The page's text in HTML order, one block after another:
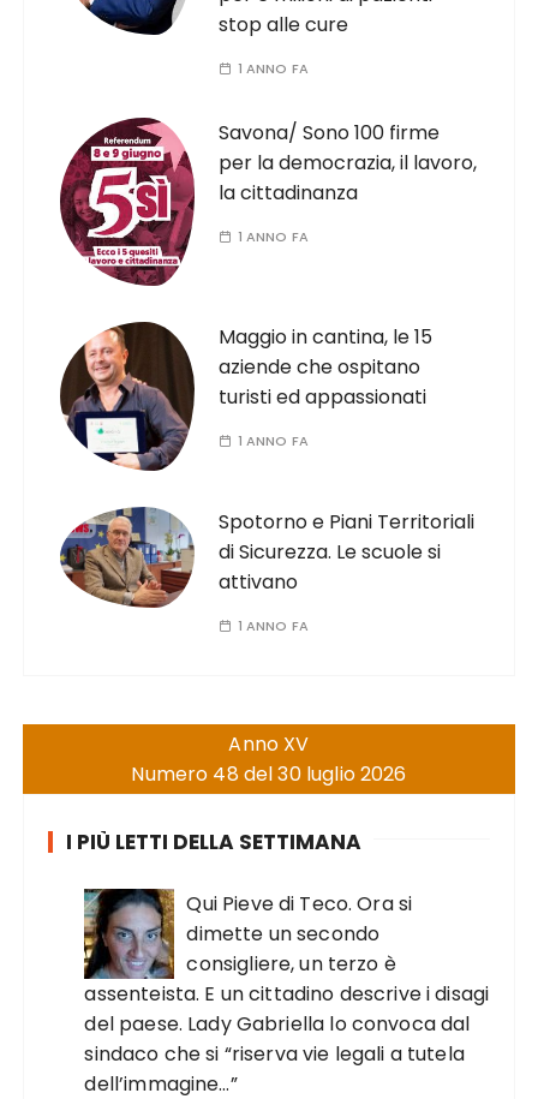
stop alle cure
1 ANNO FA
Savona/ Sono 100 firme
per la democrazia, il lavoro,
la cittadinanza
1 ANNO FA
Maggio in cantina, le 15
aziende che ospitano
turisti ed appassionati
1 ANNO FA
Spotorno e Piani Territoriali
di Sicurezza. Le scuole si
attivano
1 ANNO FA
Anno XV
Numero 48 del 30 luglio 2026
I PIÙ LETTI DELLA SETTIMANA
Qui Pieve di Teco. Ora si
dimette un secondo
consigliere, un terzo è
assenteista. E un cittadino descrive i disagi
del paese. Lady Gabriella lo convoca dal
sindaco che si “riserva vie legali a tutela
dell’immagine…”